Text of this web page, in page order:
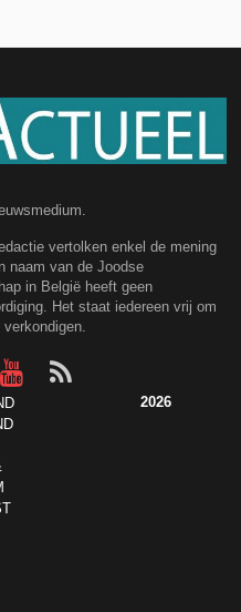
vertolken enkel de mening
naam van de Joodse
in België heeft geen
Het staat iedereen vrij om
2026